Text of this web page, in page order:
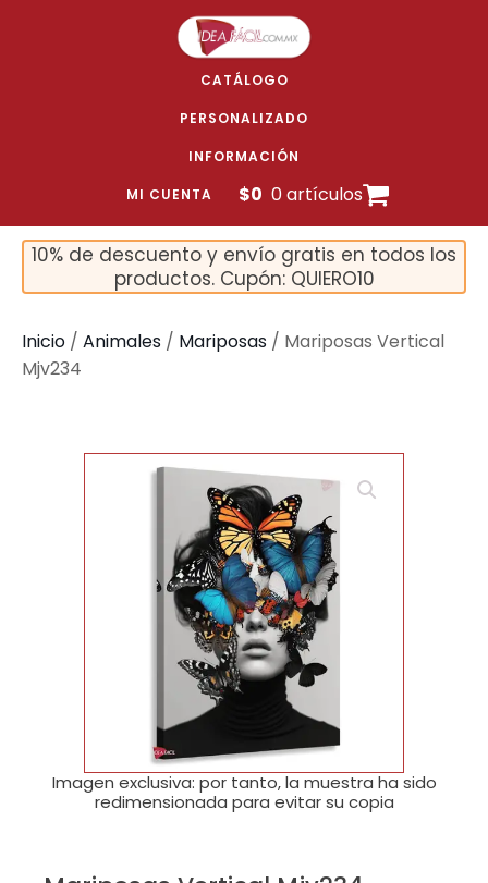
CATÁLOGO
PERSONALIZADO
INFORMACIÓN
MI CUENTA $0 0 artículos
10% de descuento y envío gratis en todos los
productos. Cupón: QUIERO10
Inicio / Animales / Mariposas / Mariposas Vertical
Mjv234
🔍
Imagen exclusiva: por tanto, la muestra ha sido
redimensionada para evitar su copia